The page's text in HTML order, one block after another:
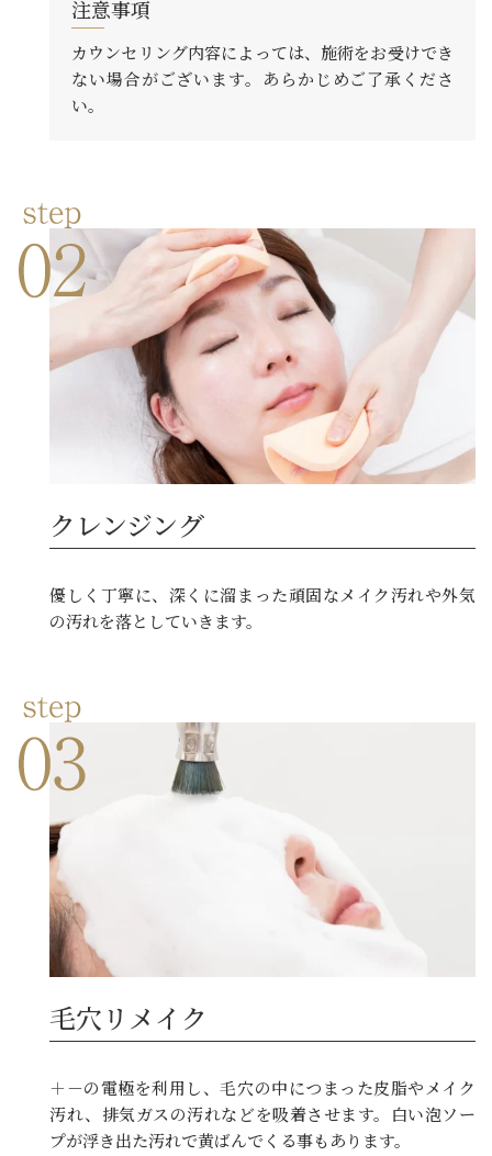
注意事項
カウンセリング内容によっては、施術をお受けでき
ない場合がございます。あらかじめご了承くださ
い。
クレンジング
優しく丁寧に、深くに溜まった頑固なメイク汚れや外気
の汚れを落としていきます。
毛穴リメイク
＋－の電極を利用し、毛穴の中につまった皮脂やメイク
汚れ、排気ガスの汚れなどを吸着させます。白い泡ソー
プが浮き出た汚れで黄ばんでくる事もあります。